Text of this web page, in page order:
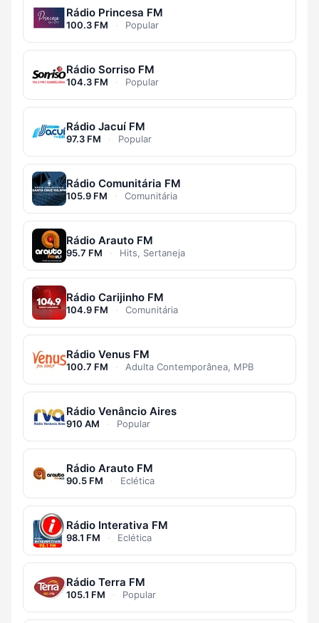
Rádio Princesa FM
100.3 FM · Popular
Rádio Sorriso FM
104.3 FM · Popular
Rádio Jacuí FM
97.3 FM · Popular
Rádio Comunitária FM
105.9 FM · Comunitária
Rádio Arauto FM
95.7 FM · Hits, Sertaneja
Rádio Carijinho FM
104.9 FM · Comunitária
Rádio Venus FM
100.7 FM · Adulta Contemporânea, MPB
Rádio Venâncio Aires
910 AM · Popular
Rádio Arauto FM
90.5 FM · Eclética
Rádio Interativa FM
98.1 FM · Eclética
Rádio Terra FM
105.1 FM · Popular